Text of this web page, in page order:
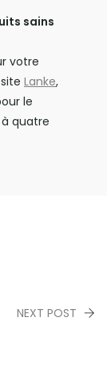
sains
votre
Lanke,
le
quatre
NEXT POST